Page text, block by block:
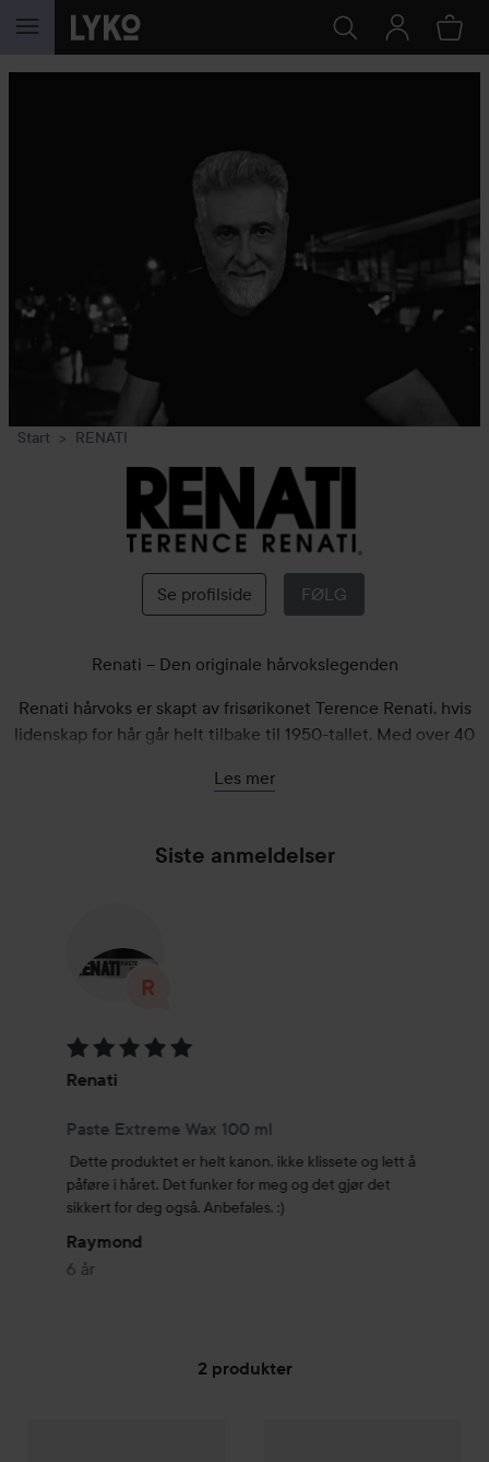
GÅ TIL INNHOLD
Start RENATI
RENATI
Se profilside FØLG
Renati – Den originale hårvokslegenden
Renati hårvoks er skapt av frisørikonet Terence Renati, hvis
lidenskap for hår går helt tilbake til 1950-tallet. Med over 40
voksen han selv savnet – et kompromissløst produkt laget av
Siden lanseringen i 1998 har Renati blitt en verdenssuksess
Renati – når bare det beste er godt nok.
Les mer
Siste anmeldelser
Vurdering: 5 av 5
Renati
Paste Extreme Wax 100 ml
Dette produktet er helt kanon, ikke klissete og lett å
påføre i håret. Det funker for meg og det gjør det
sikkert for deg også. Anbefales. :)
Raymond
6 år
2 produkter